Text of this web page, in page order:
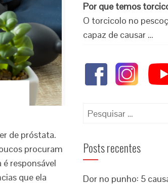
de próstata.
procuram
responsável
que ela
Por que temos
O torcicolo no
capaz de causar …
Posts recentes
Dor no punho: 5